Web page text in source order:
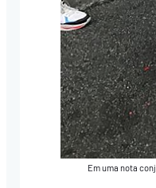
Em uma nota